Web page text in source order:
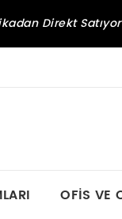
Direkt
OFIS VE